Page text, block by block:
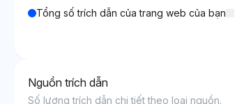
Tổng số trích dẫn của trang web của bạn
Nguồn trích dẫn
Số lượng trích dẫn chi tiết theo loại nguồn.